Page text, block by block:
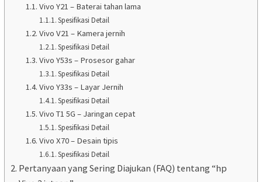
Vivo Y21 – Baterai tahan lama
Spesifikasi Detail
Vivo V21 – Kamera jernih
Spesifikasi Detail
Vivo Y53s – Prosesor gahar
Spesifikasi Detail
Vivo Y33s – Layar Jernih
Spesifikasi Detail
Vivo T1 5G – Jaringan cepat
Spesifikasi Detail
Vivo X70 – Desain tipis
Spesifikasi Detail
Pertanyaan yang Sering Diajukan (FAQ) tentang “hp